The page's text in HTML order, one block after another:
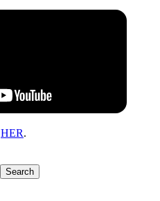
HER.
Search